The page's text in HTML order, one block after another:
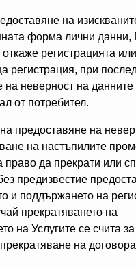
на
форма лични
регистрацията
регистрация, при
на неверност на данните
от потребител.
предоставяне на
на настъпилите
да прекрати или
предизвестие
и поддържането на
прекратяването на
на Услугите се счита за
на